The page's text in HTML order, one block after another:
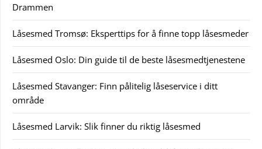
Drammen
Låsesmed Tromsø: Eksperttips for å finne topp låsesmeder
Låsesmed Oslo: Din guide til de beste låsesmedtjenestene
Låsesmed Stavanger: Finn pålitelig låseservice i ditt
område
Låsesmed Larvik: Slik finner du riktig låsesmed